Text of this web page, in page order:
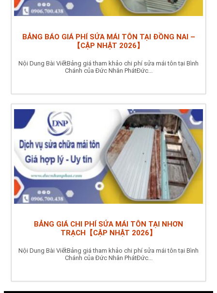
BẢNG BÁO GIÁ PHÍ SỬA MÁI TÔN TẠI ĐỒNG NAI –
【CẬP NHẬT 2026】
Nội Dung Bài ViếtBảng giá tham khảo chi phí sửa mái tôn tại Bình
Chánh của Đức Nhân PhátĐức...
BẢNG GIÁ CHI PHÍ SỬA MÁI TÔN TẠI NHƠN
TRẠCH【CẬP NHẬT 2026】
Nội Dung Bài ViếtBảng giá tham khảo chi phí sửa mái tôn tại Bình
Chánh của Đức Nhân PhátĐức...